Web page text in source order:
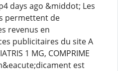
days ago &middot; Les
permettent de
revenus en
publicitaires du site A
1 MG, COMPRIME
est